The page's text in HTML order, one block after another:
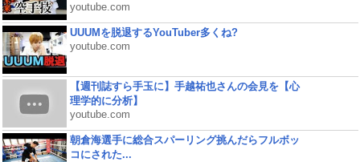
youtube.com
UUUMを脱退するYouTuber多くね?
youtube.com
【週刊誌すら手玉に】手越祐也さんの会見を【心
理学的に分析】
youtube.com
朝倉海選手に総合スパーリング挑んだらフルボッ
コにされた...